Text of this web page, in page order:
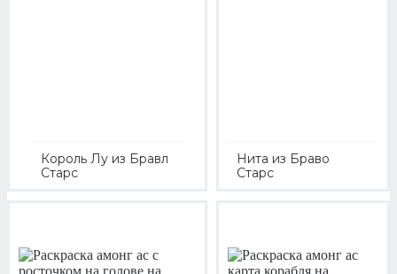
Король Лу из Бравл
Старс
Нита из Браво
Старс